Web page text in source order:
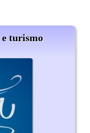
e turismo